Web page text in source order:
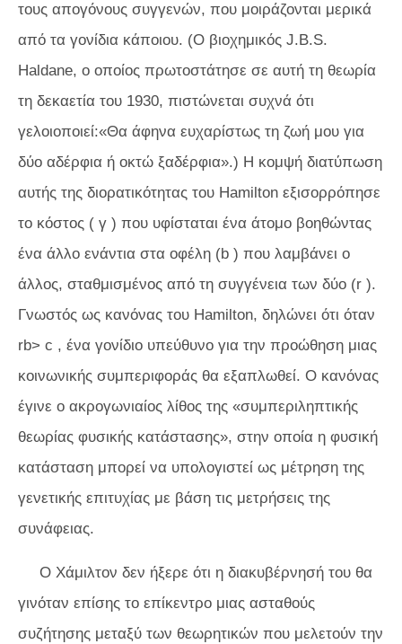
τους απογόνους συγγενών, που μοιράζονται μερικά
από τα γονίδια κάποιου. (Ο βιοχημικός J.B.S.
Haldane, ο οποίος πρωτοστάτησε σε αυτή τη θεωρία
τη δεκαετία του 1930, πιστώνεται συχνά ότι
γελοιοποιεί:«Θα άφηνα ευχαρίστως τη ζωή μου για
δύο αδέρφια ή οκτώ ξαδέρφια».) Η κομψή διατύπωση
αυτής της διορατικότητας του Hamilton εξισορρόπησε
το κόστος ( γ ) που υφίσταται ένα άτομο βοηθώντας
ένα άλλο ενάντια στα οφέλη (b ) που λαμβάνει ο
άλλος, σταθμισμένος από τη συγγένεια των δύο (r ).
Γνωστός ως κανόνας του Hamilton, δηλώνει ότι όταν
rb> c , ένα γονίδιο υπεύθυνο για την προώθηση μιας
κοινωνικής συμπεριφοράς θα εξαπλωθεί. Ο κανόνας
έγινε ο ακρογωνιαίος λίθος της «συμπεριληπτικής
θεωρίας φυσικής κατάστασης», στην οποία η φυσική
κατάσταση μπορεί να υπολογιστεί ως μέτρηση της
γενετικής επιτυχίας με βάση τις μετρήσεις της
συνάφειας.
Ο Χάμιλτον δεν ήξερε ότι η διακυβέρνησή του θα
γινόταν επίσης το επίκεντρο μιας ασταθούς
συζήτησης μεταξύ των θεωρητικών που μελετούν την